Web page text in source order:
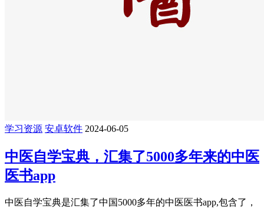
学习资源 安卓软件 2024-06-05
中医自学宝典，汇集了5000多年来的中医
医书app
中医自学宝典是汇集了中国5000多年的中医医书app,包含了，